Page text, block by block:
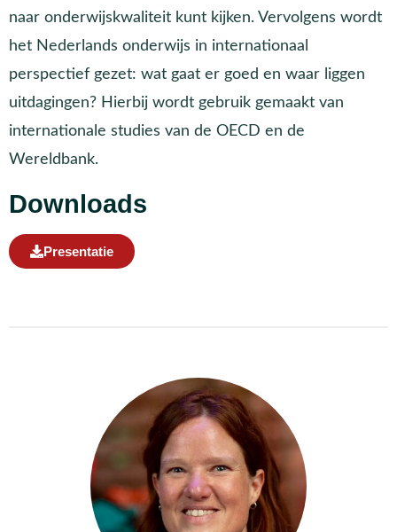
naar onderwijskwaliteit kunt kijken. Vervolgens wordt
het Nederlands onderwijs in internationaal
perspectief gezet: wat gaat er goed en waar liggen
uitdagingen? Hierbij wordt gebruik gemaakt van
internationale studies van de OECD en de
Wereldbank.
Downloads
Presentatie